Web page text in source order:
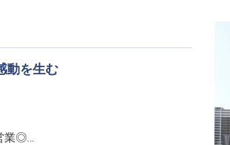
動を生む
業◎